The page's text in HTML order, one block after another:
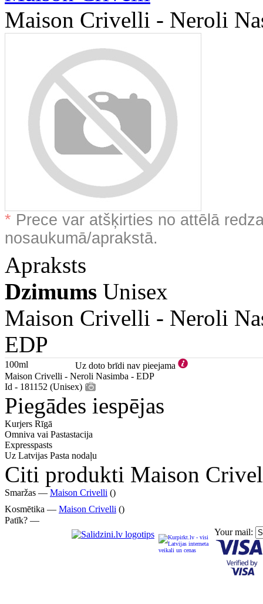
Maison Crivelli - Neroli
* Prece var atšķirties no attēlā
nosaukumā/aprakstā.
Apraksts
Dzimums Unisex
Maison Crivelli - Neroli
EDP
100ml
Uz doto brīdi nav pieejama
Maison Crivelli - Neroli Nasimba - EDP
Id - 181152 (Unisex)
Piegādes iespējas
Kurjers Rīgā
Omniva vai Pastastacija
Expresspasts
Uz Latvijas Pasta nodaļu
Citi produkti Maison
Smaržas — Maison Crivelli ()
Kosmētika — Maison Crivelli ()
Patīk? —
Your mail: